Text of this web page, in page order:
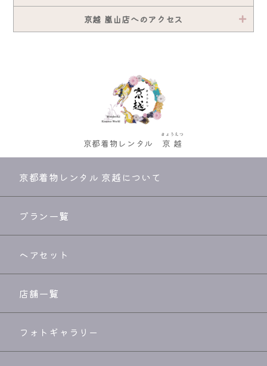
京越 嵐山店へのアクセス
京都着物レンタル 京越
きょうえつ
京都着物レンタル 京越について
プラン一覧
ヘアセット
店舗一覧
フォトギャラリー